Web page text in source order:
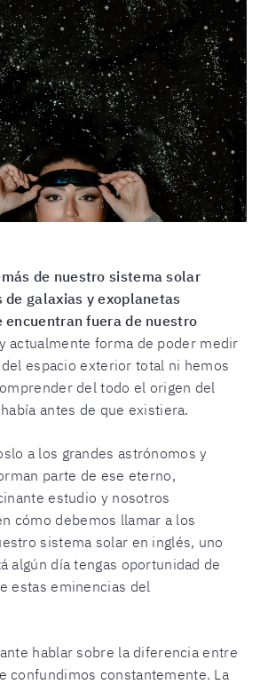
de nuestro sistema solar
galaxias y exoplanetas
encuentran fuera de nuestro
actualmente forma de poder medir
espacio exterior total ni hemos
del todo el origen del
antes de que existiera.
a los grandes astrónomos y
parte de ese eterno,
estudio y nosotros
cómo debemos llamar a los
sistema solar en inglés, uno
algún día tengas oportunidad de
estas eminencias del
hablar sobre la diferencia entre
confundimos constantemente. La